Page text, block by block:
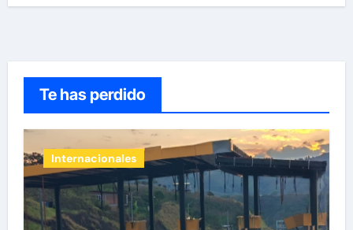
Te has perdido
Internacionales